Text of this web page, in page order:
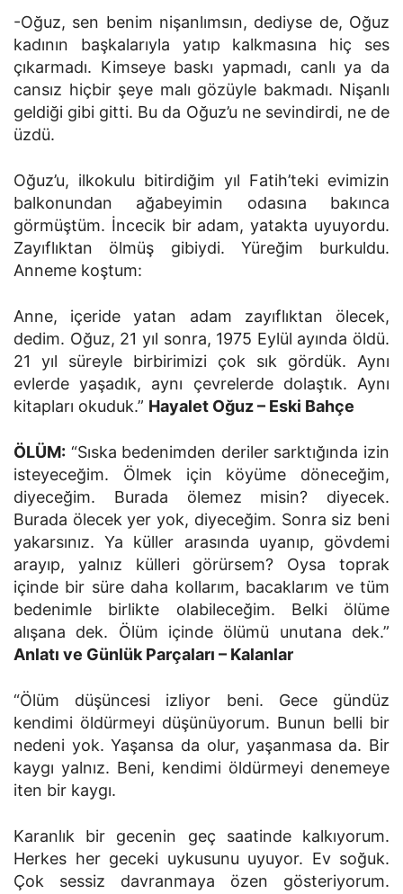
-Oğuz, sen benim nişanlımsın, dediyse de, Oğuz
kadının başkalarıyla yatıp kalkmasına hiç ses
çıkarmadı. Kimseye baskı yapmadı, canlı ya da
cansız hiçbir şeye malı gözüyle bakmadı. Nişanlı
geldiği gibi gitti. Bu da Oğuz’u ne sevindirdi, ne de
üzdü.
Oğuz’u, ilkokulu bitirdiğim yıl Fatih’teki evimizin
balkonundan ağabeyimin odasına bakınca
görmüştüm. İncecik bir adam, yatakta uyuyordu.
Zayıflıktan ölmüş gibiydi. Yüreğim burkuldu.
Anneme koştum:
Anne, içeride yatan adam zayıflıktan ölecek,
dedim. Oğuz, 21 yıl sonra, 1975 Eylül ayında öldü.
21 yıl süreyle birbirimizi çok sık gördük. Aynı
evlerde yaşadık, aynı çevrelerde dolaştık. Aynı
kitapları okuduk.” Hayalet Oğuz – Eski Bahçe
ÖLÜM: “Sıska bedenimden deriler sarktığında izin
isteyeceğim. Ölmek için köyüme döneceğim,
diyeceğim. Burada ölemez misin? diyecek.
Burada ölecek yer yok, diyeceğim. Sonra siz beni
yakarsınız. Ya küller arasında uyanıp, gövdemi
arayıp, yalnız külleri görürsem? Oysa toprak
içinde bir süre daha kollarım, bacaklarım ve tüm
bedenimle birlikte olabileceğim. Belki ölüme
alışana dek. Ölüm içinde ölümü unutana dek.”
Anlatı ve Günlük Parçaları – Kalanlar
“Ölüm düşüncesi izliyor beni. Gece gündüz
kendimi öldürmeyi düşünüyorum. Bunun belli bir
nedeni yok. Yaşansa da olur, yaşanmasa da. Bir
kaygı yalnız. Beni, kendimi öldürmeyi denemeye
iten bir kaygı.
Karanlık bir gecenin geç saatinde kalkıyorum.
Herkes her geceki uykusunu uyuyor. Ev soğuk.
Çok sessiz davranmaya özen gösteriyorum.